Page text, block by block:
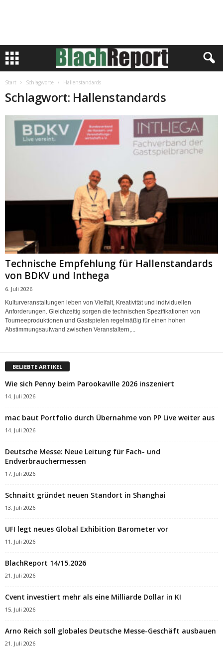
Start Schlagworte Hallenstandards
Schlagwort: Hallenstandards
Technische Empfehlung für Hallenstandards
von BDKV und Inthega
6. Juli 2026
Kulturveranstaltungen leben von Vielfalt, Kreativität und individuellen
Anforderungen. Gleichzeitig sorgen die technischen Spezifikationen von
Tourneeproduktionen und Gastspielen regelmäßig für einen hohen
Abstimmungsaufwand zwischen Veranstaltern,...
BELIEBTE ARTIKEL
Wie sich Penny beim Parookaville 2026 inszeniert
14. Juli 2026
mac baut Portfolio durch Übernahme von PP Live weiter aus
14. Juli 2026
Deutsche Messe: Neue Leitung für Fach- und
Endverbrauchermessen
17. Juli 2026
Schnaitt gründet neuen Standort in Shanghai
13. Juli 2026
UFI legt neues Global Exhibition Barometer vor
11. Juli 2026
BlachReport 14/15.2026
21. Juli 2026
Cvent investiert mehr als eine Milliarde Dollar in KI
15. Juli 2026
Arno Reich soll globales Deutsche Messe-Geschäft ausbauen
21. Juli 2026